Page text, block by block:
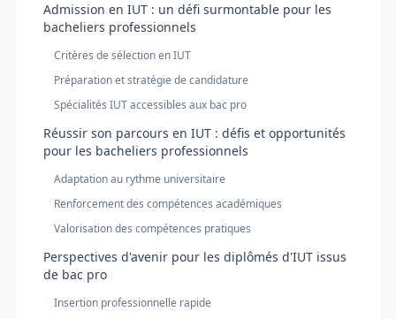
Admission en IUT : un défi surmontable pour les
bacheliers professionnels
Critères de sélection en IUT
Préparation et stratégie de candidature
Spécialités IUT accessibles aux bac pro
Réussir son parcours en IUT : défis et opportunités
pour les bacheliers professionnels
Adaptation au rythme universitaire
Renforcement des compétences académiques
Valorisation des compétences pratiques
Perspectives d'avenir pour les diplômés d'IUT issus
de bac pro
Insertion professionnelle rapide